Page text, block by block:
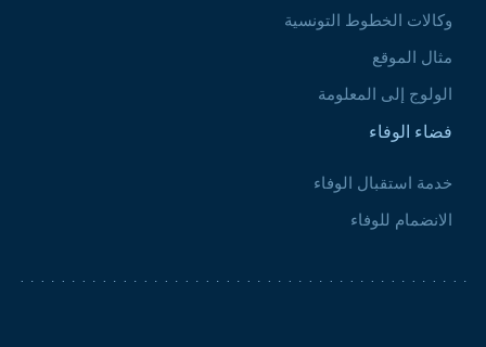
وكالات الخطوط التونسية
مثال الموقع
الولوج إلى المعلومة
فضاء الوفاء
خدمة استقبال الوفاء
الانضمام للوفاء